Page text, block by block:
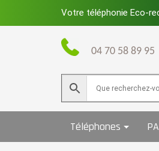
Votre téléphonie Eco-
04 70 58
Téléphones